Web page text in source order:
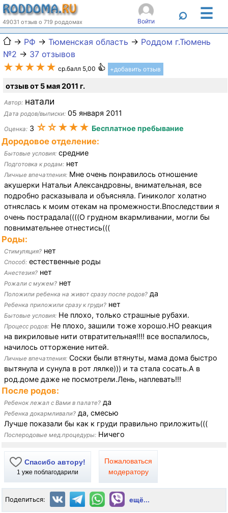
49031 отзыв о 719 роддомах Войти ⌕ ☰
→ РФ → Тюменская область → Роддом г.Тюмень
№2 → 37 отзывов
★★★★★ ср.балл 5,00 +добавить отзыв
отзыв от 5 мая 2011 г.
Автор: натали
Дата родов/выписки: 05 января 2011
Оценка: 3 ☆☆★★★ Бесплатное пребывание
Дородовое отделение:
Бытовые условия: средние
Подготовка к родам: нет
Личные впечатления: Мне очень понравилось отношение
акушерки Натальи Александровны, внимательная, все
подробно расказывала и объясняла. Гиниколог холатно
отняслась к моим отекам на промежности.Впоследствии я
очень пострадала((((О грудном вкармливании, могли бы
повнимательнее отнестись(((
Роды:
Стимуляция? нет
Способ: естественные роды
Анестезия? нет
Рожали с мужем? нет
Положили ребенка на живот сразу после родов? да
Ребенка приложили сразу к груди? нет
Бытовые условия: Не плохо, только страшные рубахи.
Процесс родов: Не плохо, зашили тоже хорошо.НО реакция
на викриловые нити отвратительная!!!! все воспалилось,
начилось отторжение нитей.
Личные впечатления: Соски были втянуты, мама дома быстро
вытянула и сунула в рот лялке))) и та стала сосать.А в
род.доме даже не посмотрели.Лень, наплевать!!!
После родов:
Ребенок лежал с Вами в палате? да
Ребенка докармливали? да, смесью
Лучше показали бы как к груди правильно приложить(((
Послеродовые мед.процедуры: Ничего
Спасибо автору!
1 уже поблагодарили
Пожаловаться
модератору
Поделиться: ещё...